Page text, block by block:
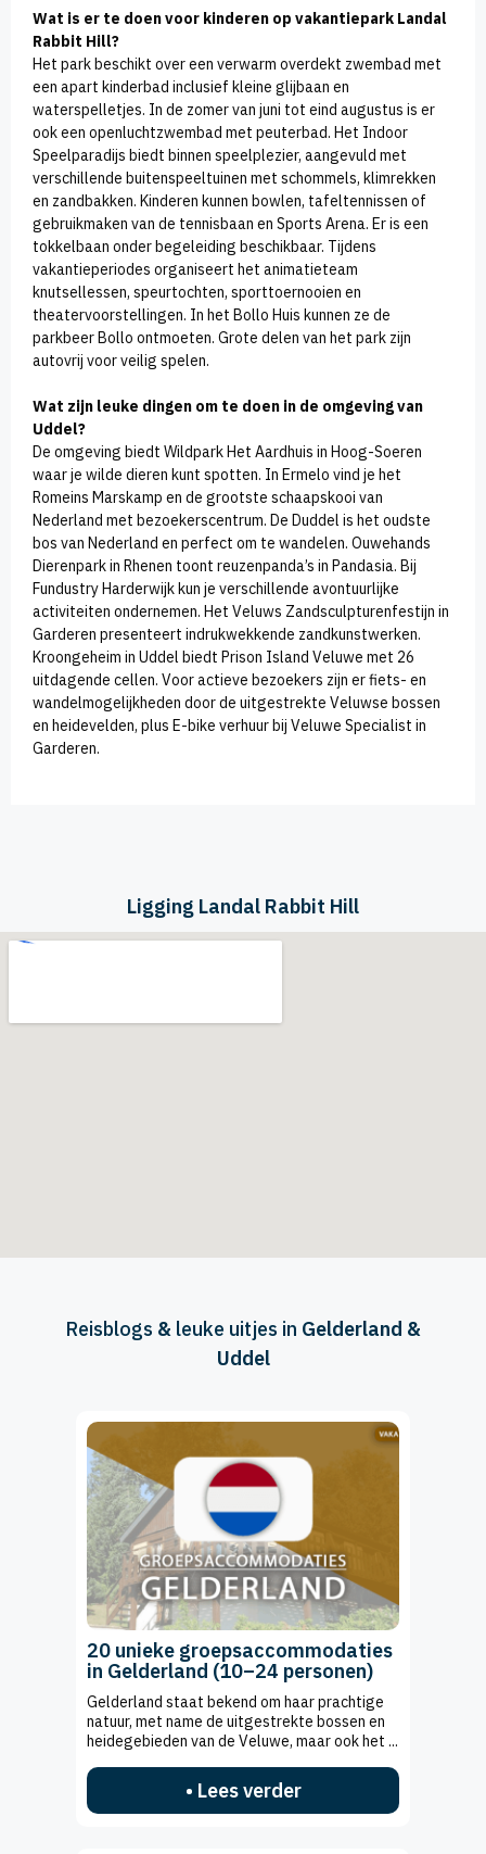
Wat is er te doen voor kinderen op vakantiepark Landal
Rabbit Hill?
Het park beschikt over een verwarm overdekt zwembad met
een apart kinderbad inclusief kleine glijbaan en
waterspelletjes. In de zomer van juni tot eind augustus is er
ook een openluchtzwembad met peuterbad. Het Indoor
Speelparadijs biedt binnen speelplezier, aangevuld met
verschillende buitenspeeltuinen met schommels, klimrekken
en zandbakken. Kinderen kunnen bowlen, tafeltennissen of
gebruikmaken van de tennisbaan en Sports Arena. Er is een
tokkelbaan onder begeleiding beschikbaar. Tijdens
vakantieperiodes organiseert het animatieteam
knutsellessen, speurtochten, sporttoernooien en
theatervoorstellingen. In het Bollo Huis kunnen ze de
parkbeer Bollo ontmoeten. Grote delen van het park zijn
autovrij voor veilig spelen.
Wat zijn leuke dingen om te doen in de omgeving van
Uddel?
De omgeving biedt Wildpark Het Aardhuis in Hoog-Soeren
waar je wilde dieren kunt spotten. In Ermelo vind je het
Romeins Marskamp en de grootste schaapskooi van
Nederland met bezoekerscentrum. De Duddel is het oudste
bos van Nederland en perfect om te wandelen. Ouwehands
Dierenpark in Rhenen toont reuzenpanda’s in Pandasia. Bij
Fundustry Harderwijk kun je verschillende avontuurlijke
activiteiten ondernemen. Het Veluws Zandsculpturenfestijn in
Garderen presenteert indrukwekkende zandkunstwerken.
Kroongeheim in Uddel biedt Prison Island Veluwe met 26
uitdagende cellen. Voor actieve bezoekers zijn er fiets- en
wandelmogelijkheden door de uitgestrekte Veluwse bossen
en heidevelden, plus E-bike verhuur bij Veluwe Specialist in
Garderen.
Ligging Landal Rabbit Hill
Reisblogs & leuke uitjes in Gelderland &
Uddel
20 unieke groepsaccommodaties
in Gelderland (10–24 personen)
Gelderland staat bekend om haar prachtige
natuur, met name de uitgestrekte bossen en
heidegebieden van de Veluwe, maar ook het ...
• Lees verder